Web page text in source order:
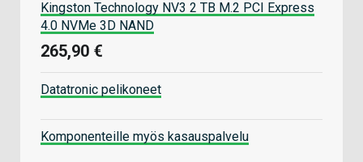
Kingston Technology NV3 2 TB M.2 PCI Express
4.0 NVMe 3D NAND
265,90 €
Datatronic pelikoneet
Komponenteille myös kasauspalvelu